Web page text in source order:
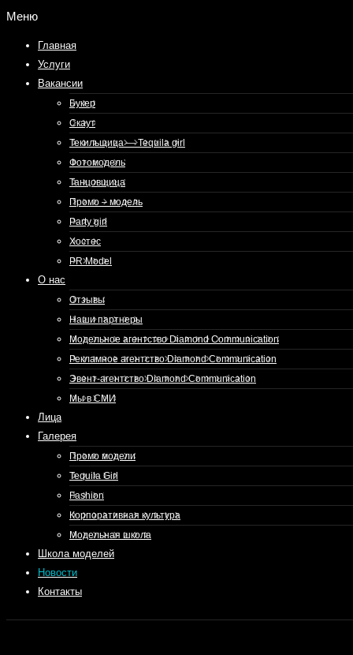
Меню
Главная
Услуги
Вакансии
Букер
Скаут
Текильщица — Tequila girl
Фотомодель
Танцовщица
Промо – модель
Party girl
Хостес
PR Model
О нас
Отзывы
Наши партнеры
Модельное агентство Diamond Communication
Рекламное агентство Diamond Communication
Эвент-агентство Diamond Communication
Мы в СМИ
Лица
Галерея
Промо модели
Tequila Girl
Fashion
Корпоративная культура
Модельная школа
Школа моделей
Новости
Контакты